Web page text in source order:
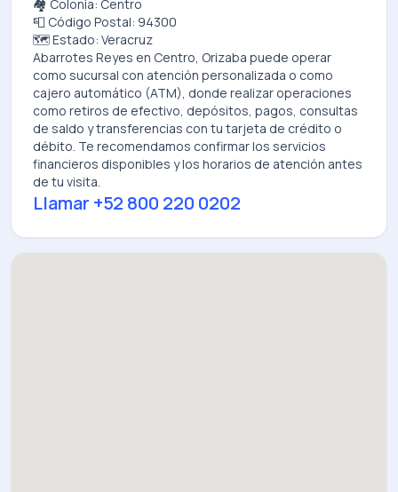
🏘️ Colonia: Centro
📮 Código Postal: 94300
🗺️ Estado: Veracruz
Abarrotes Reyes en Centro, Orizaba puede operar
como sucursal con atención personalizada o como
cajero automático (ATM), donde realizar operaciones
como retiros de efectivo, depósitos, pagos, consultas
de saldo y transferencias con tu tarjeta de crédito o
débito. Te recomendamos confirmar los servicios
financieros disponibles y los horarios de atención antes
de tu visita.
Llamar +52 800 220 0202